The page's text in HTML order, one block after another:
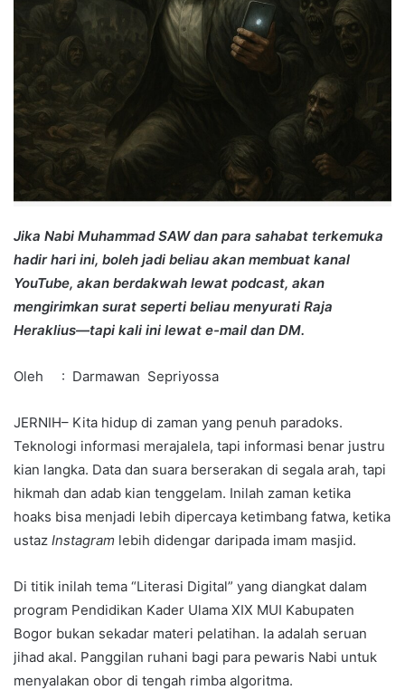
Jika Nabi Muhammad SAW dan para sahabat terkemuka
hadir hari ini, boleh jadi beliau akan membuat kanal
YouTube, akan berdakwah lewat podcast, akan
mengirimkan surat seperti beliau menyurati Raja
Heraklius—tapi kali ini lewat e-mail dan DM.
Oleh : Darmawan Sepriyossa
JERNIH– Kita hidup di zaman yang penuh paradoks.
Teknologi informasi merajalela, tapi informasi benar justru
kian langka. Data dan suara berserakan di segala arah, tapi
hikmah dan adab kian tenggelam. Inilah zaman ketika
hoaks bisa menjadi lebih dipercaya ketimbang fatwa, ketika
ustaz Instagram lebih didengar daripada imam masjid.
Di titik inilah tema “Literasi Digital” yang diangkat dalam
program Pendidikan Kader Ulama XIX MUI Kabupaten
Bogor bukan sekadar materi pelatihan. Ia adalah seruan
jihad akal. Panggilan ruhani bagi para pewaris Nabi untuk
menyalakan obor di tengah rimba algoritma.